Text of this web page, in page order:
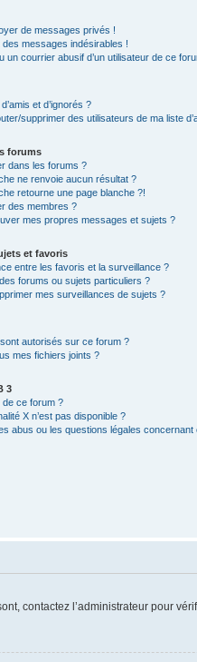
de messages privés !
messages indésirables !
un courrier abusif d’un utilisateur de ce
et d’ignorés ?
supprimer des utilisateurs de ma liste
forums
dans les forums ?
ne renvoie aucun résultat ?
retourne une page blanche ?!
des membres ?
mes propres messages et sujets ?
et favoris
entre les favoris et la surveillance ?
forums ou sujets particuliers ?
mes surveillances de sujets ?
autorisés sur ce forum ?
mes fichiers joints ?
3
ce forum ?
X n’est pas disponible ?
abus ou les questions légales concernant
contactez l’administrateur pour